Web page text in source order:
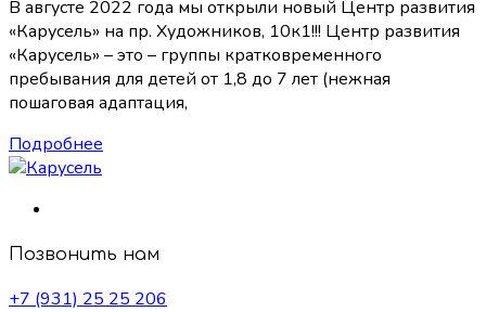
В августе 2022 года мы открыли новый Центр развития
«Карусель» на пр. Художников, 10к1!!! Центр развития
«Карусель» – это – группы кратковременного
пребывания для детей от 1,8 до 7 лет (нежная
пошаговая адаптация,
Подробнее
Позвонить нам
+7 (931) 25 25 206